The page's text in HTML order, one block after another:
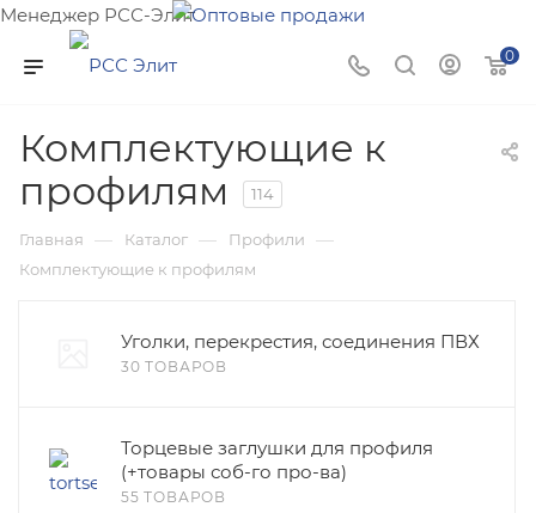
Менеджер РСС-Элит
Напишите нам и мы поможем подобрать товар именно
для Вас!
0
Комплектующие к
профилям
114
Главная — Каталог — Профили —
Комплектующие к профилям
Уголки, перекрестия, соединения ПВХ
30 ТОВАРОВ
Торцевые заглушки для профиля
(+товары соб-го про-ва)
55 ТОВАРОВ